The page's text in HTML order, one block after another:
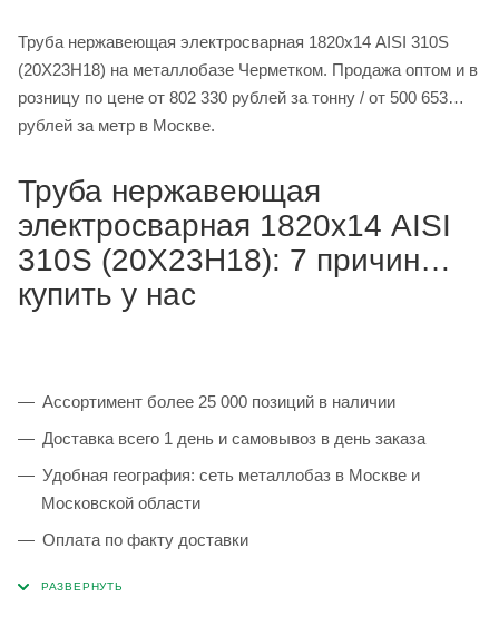
Труба нержавеющая электросварная 1820х14 AISI 310S
(20Х23Н18) на металлобазе Черметком. Продажа оптом и в
розницу по цене от 802 330 рублей за тонну / от 500 653
рублей за метр в Москве.
Труба нержавеющая
электросварная 1820х14 AISI
310S (20Х23Н18): 7 причин
купить у нас
Ассортимент более 25 000 позиций в наличии
Доставка всего 1 день и самовывоз в день заказа
Удобная география: сеть металлобаз в Москве и
Московской области
Оплата по факту доставки